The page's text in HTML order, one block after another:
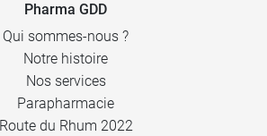
Pharma GDD
Qui sommes-nous ?
Notre histoire
Nos services
Parapharmacie
Route du Rhum 2022